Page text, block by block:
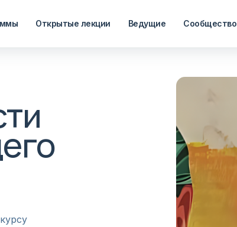
Открытые лекции Ведущие Сообщество